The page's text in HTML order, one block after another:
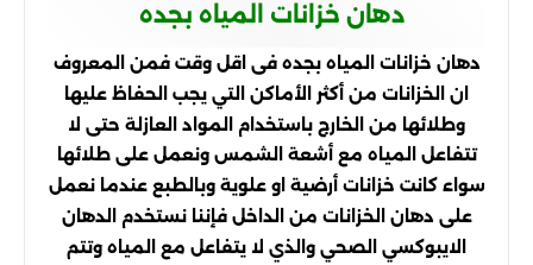
دهان خزانات المياه بجده
دهان خزانات المياه بجده فى اقل وقت فمن المعروف
ان الخزانات من أكثر الأماكن التي يجب الحفاظ عليها
وطلائها من الخارج باستخدام المواد العازلة حتى لا
تتفاعل المياه مع أشعة الشمس ونعمل على طلائها
سواء كانت خزانات أرضية او علوية وبالطبع عندما نعمل
على دهان الخزانات من الداخل فإننا نستخدم الدهان
الايبوكسي الصحي والذي لا يتفاعل مع المياه وتتم